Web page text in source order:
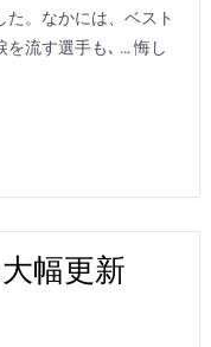
た。なかには、ベスト
流す選手も､ … 悔し
幅更新